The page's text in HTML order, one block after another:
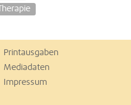
Printausgaben
Mediadaten
Impressum